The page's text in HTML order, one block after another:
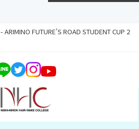
-ARIMINO FUTURE’S ROAD STUDENT CUP 2